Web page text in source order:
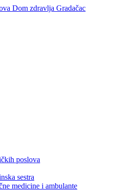
poslova
sestra
medicine i ambulante